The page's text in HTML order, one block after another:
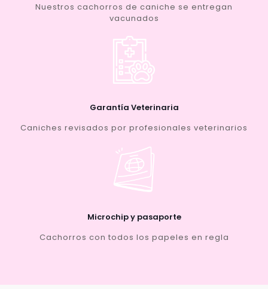
Nuestros cachorros de caniche se entregan
vacunados
Garantía Veterinaria
Caniches revisados por profesionales veterinarios
Microchip y pasaporte
Cachorros con todos los papeles en regla